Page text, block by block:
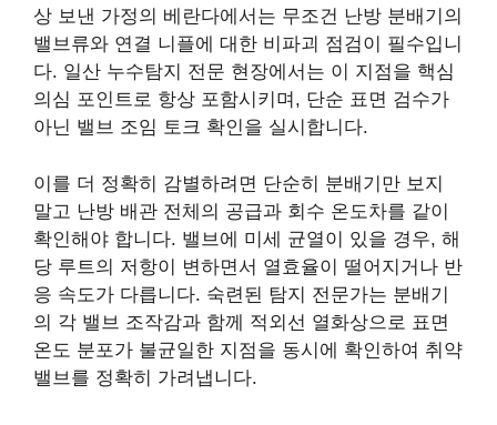
상 보낸 가정의 베란다에서는 무조건 난방 분배기의
밸브류와 연결 니플에 대한 비파괴 점검이 필수입니
다. 일산 누수탐지 전문 현장에서는 이 지점을 핵심
의심 포인트로 항상 포함시키며, 단순 표면 검수가
아닌 밸브 조임 토크 확인을 실시합니다.
이를 더 정확히 감별하려면 단순히 분배기만 보지
말고 난방 배관 전체의 공급과 회수 온도차를 같이
확인해야 합니다. 밸브에 미세 균열이 있을 경우, 해
당 루트의 저항이 변하면서 열효율이 떨어지거나 반
응 속도가 다릅니다. 숙련된 탐지 전문가는 분배기
의 각 밸브 조작감과 함께 적외선 열화상으로 표면
온도 분포가 불균일한 지점을 동시에 확인하여 취약
밸브를 정확히 가려냅니다.